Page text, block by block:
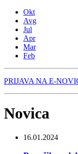
Okt
Avg
Jul
Apr
Mar
Feb
PRIJAVA NA E-
Novica
16.01.2024